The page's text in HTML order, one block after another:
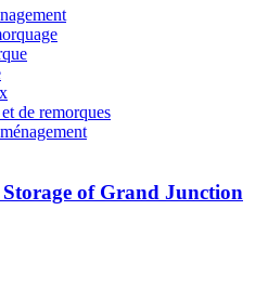
de remorques
of Grand Junction